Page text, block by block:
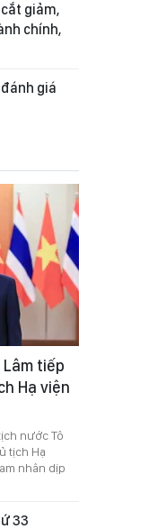
giảm,
chính,
giá
tiếp
Hạ viện
nước Tô
tịch Hạ
nhân dịp
33